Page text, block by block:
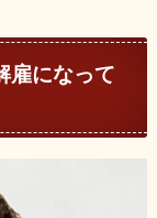
雇になって